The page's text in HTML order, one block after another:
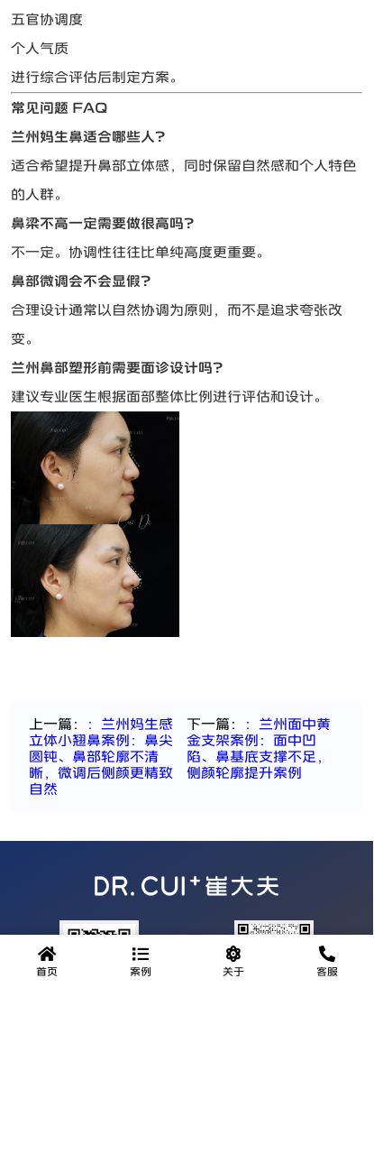
五官协调度
个人气质
进行综合评估后制定方案。
常见问题 FAQ
兰州妈生鼻适合哪些人？
适合希望提升鼻部立体感，同时保留自然感和个人特色
的人群。
鼻梁不高一定需要做很高吗？
不一定。协调性往往比单纯高度更重要。
鼻部微调会不会显假？
合理设计通常以自然协调为原则，而不是追求夸张改
变。
兰州鼻部塑形前需要面诊设计吗？
建议专业医生根据面部整体比例进行评估和设计。
上一篇：
：兰州妈生感
立体小翘鼻案例：鼻尖
圆钝、鼻部轮廓不清
晰，微调后侧颜更精致
自然
下一篇：
：兰州面中黄
金支架案例：面中凹
陷、鼻基底支撑不足，
侧颜轮廓提升案例
首页 案例 关于 客服